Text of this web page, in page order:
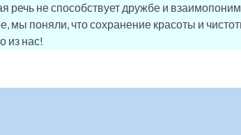
речь не способствует дружбе и
мы поняли, что сохранение красоты и
из нас!